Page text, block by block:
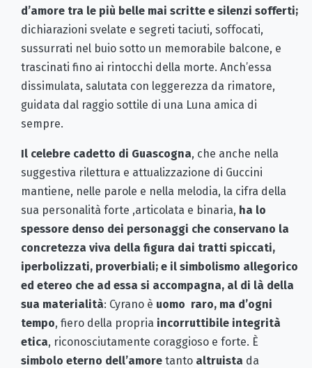
d’amore tra le più belle mai scritte e silenzi sofferti;
dichiarazioni svelate e segreti taciuti, soffocati,
sussurrati nel buio sotto un memorabile balcone, e
trascinati fino ai rintocchi della morte. Anch’essa
dissimulata, salutata con leggerezza da rimatore,
guidata dal raggio sottile di una Luna amica di
sempre.
Il celebre cadetto di Guascogna, che anche nella
suggestiva rilettura e attualizzazione di Guccini
mantiene, nelle parole e nella melodia, la cifra della
sua personalità forte ,articolata e binaria, ha lo
spessore denso dei personaggi che conservano la
concretezza viva della figura dai tratti spiccati,
iperbolizzati, proverbiali; e il simbolismo allegorico
ed etereo che ad essa si accompagna, al di là della
sua materialità: Cyrano è uomo raro, ma d’ogni
tempo, fiero della propria incorruttibile integrità
etica, riconosciutamente coraggioso e forte. È
simbolo eterno dell’amore tanto altruista da